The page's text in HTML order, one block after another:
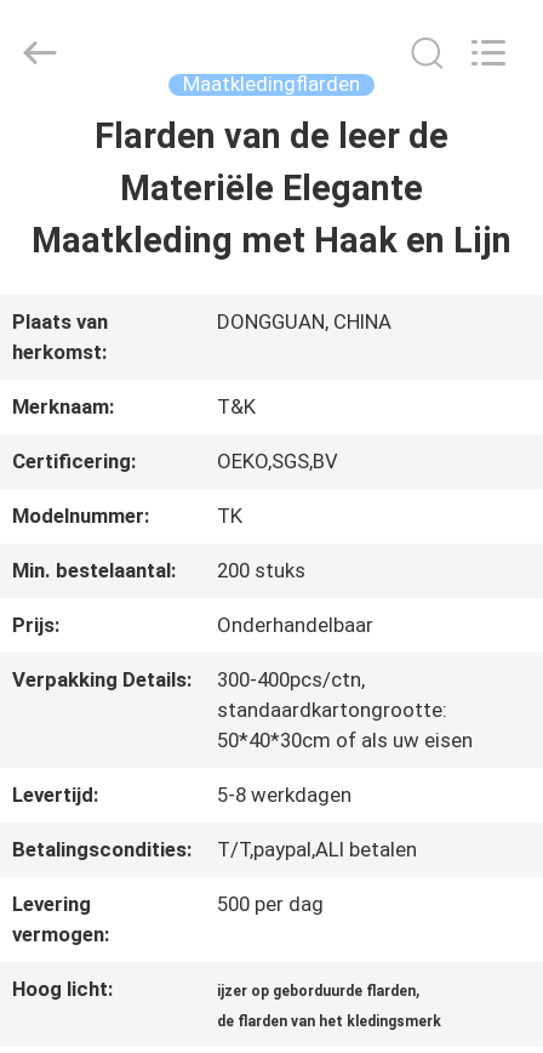
THUIS
PRODUCTEN
OVER
ONS
FABRIEKSREIS
CONTACTEER
ONS
ALLE
GEVALLEN
VR
Accessories
Co.,Ltd.
Maatkledingflarden
Flarden van de leer de
Materiële Elegante
Maatkleding met Haak en Lijn
Plaats van
herkomst:
DONGGUAN, CHINA
Merknaam: T&K
Certificering: OEKO,SGS,BV
Modelnummer: TK
Min. bestelaantal: 200 stuks
Prijs: Onderhandelbaar
Verpakking Details:
300-400pcs/ctn,
standaardkartongrootte:
50*40*30cm of als uw eisen
Levertijd: 5-8 werkdagen
Betalingscondities: T/T,paypal,ALI betalen
Levering
vermogen:
500 per dag
Hoog licht: ijzer op geborduurde flarden,
de flarden van het kledingsmerk